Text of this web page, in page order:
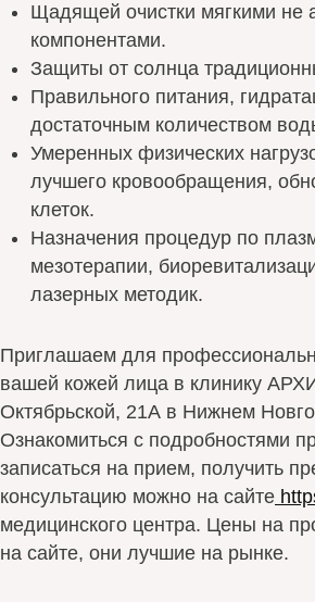
Щадящей очистки мягкими не
компонентами.
Защиты от солнца
Правильного питания,
достаточным количеством
Умеренных физических
лучшего кровообращения,
клеток.
Назначения процедур по
мезотерапии,
лазерных методик.
Приглашаем для
вашей кожей лица в клинику
Октябрьской, 21А в Нижнем
Ознакомиться с подробностями
записаться на прием, получить
консультацию можно на сайте
медицинского центра. Цены на
на сайте, они лучшие на рынке.